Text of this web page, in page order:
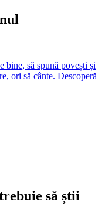
bine, să spună povești și
ori să cânte. Descoperă
să știi